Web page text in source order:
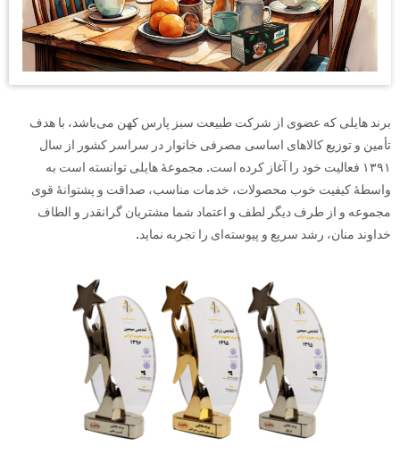
برند هایلی که عضوی از شرکت طبیعت سبز پارس کهن می‌باشد، با هدف
تأمین و توزیع کالاهای اساسی مصرفی خانوار در سراسر کشور از سال
۱۳۹۱ فعالیت خود را آغاز کرده است. مجموعۀ هایلی توانسته است به
واسطۀ کیفیت خوب محصولات، خدمات مناسب، صداقت و پشتوانۀ قوی
مجموعه و از طرف دیگر لطف و اعتماد شما مشتریان گرانقدر و الطاف
خداوند منان، رشد سریع و پیوسته‌ای را تجربه نماید.